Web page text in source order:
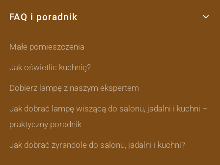
FAQ i poradnik
Małe pomieszczenia
Jak oświetlic kuchnię?
Dobierz lampę z naszym ekspertem
Jak dobrać lampę wiszącą do salonu, jadalni i kuchni –
praktyczny poradnik
Jak dobrać żyrandole do salonu, jadalni i kuchni?